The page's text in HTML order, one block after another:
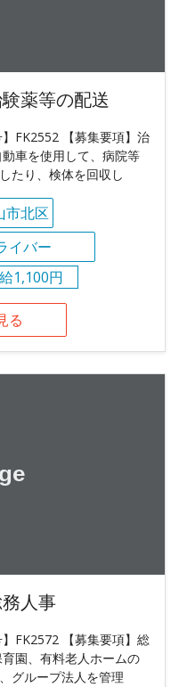
薬等の配送
】FK2552 【募集要項】治
車を使用して、病院等
たり、検体を回収し
市北区
イバー
1,100円
る
人事
】FK2572 【募集要項】総
園、有料老人ホームの
グループ法人を管理